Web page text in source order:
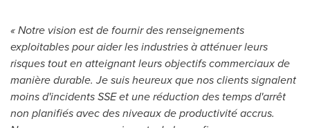
« Notre vision est de fournir des renseignements
exploitables pour aider les industries à atténuer leurs
risques tout en atteignant leurs objectifs commerciaux de
manière durable. Je suis heureux que nos clients signalent
moins d'incidents SSE et une réduction des temps d'arrêt
non planifiés avec des niveaux de productivité accrus.